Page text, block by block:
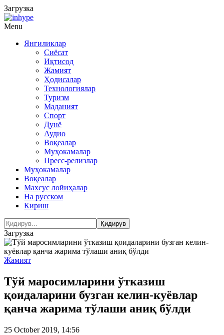
Загрузка
Menu
Янгиликлар
Сиёсат
Иқтисод
Жамият
Ҳодисалар
Технологиялар
Туризм
Маданият
Спорт
Дунё
Аудио
Воқеалар
Муҳокамалар
Пресс-релизлар
Муҳокамалар
Воқеалар
Махсус лойиҳалар
На русском
Кириш
Загрузка
Жамият
Тўй маросимларини ўтказиш
қоидаларини бузган келин-куёвлар
қанча жарима тўлаши аниқ бўлди
25 October 2019, 14:56